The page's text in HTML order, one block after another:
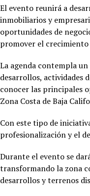
El evento reunirá a
inmobiliarios y
oportunidades de
promover el
La agenda contempla
desarrollos, actividades
conocer las principales
Zona Costa de Baja
Con este tipo de
profesionalización y el
Durante el evento se
transformando la zona
desarrollos y terrenos